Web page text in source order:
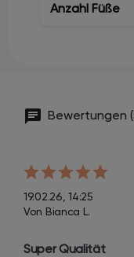
Bewertungen
19.02.26, 14:25
Von Bianca L.
Super Qualität